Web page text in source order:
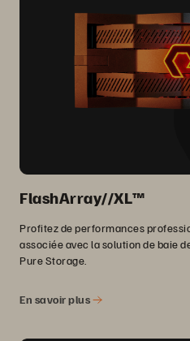
FlashArray//XL™
Profitez de performances
associée avec la solution de baie
Pure Storage.
En savoir plus